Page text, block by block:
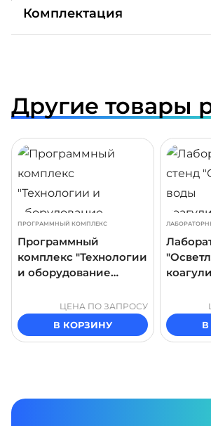
Комплектация
Другие товары
ПРОГРАММНЫЙ КОМПЛЕКС
Программный
комплекс "Технологии
и оборудование
ЦЕНА ПО ЗАПРОСУ
В КОРЗИНУ
ПОДРОБНЕЕ